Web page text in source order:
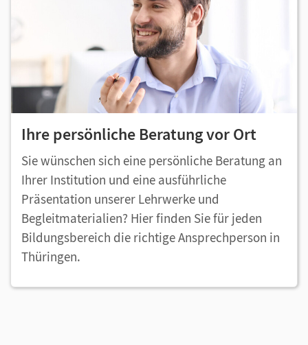
Ihre persönliche Beratung vor Ort
Sie wünschen sich eine persönliche Beratung an
Ihrer Institution und eine ausführliche
Präsentation unserer Lehrwerke und
Begleitmaterialien? Hier finden Sie für jeden
Bildungsbereich die richtige Ansprechperson in
Thüringen.